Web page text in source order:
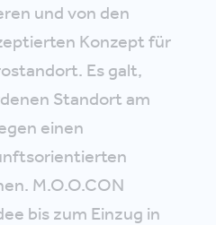
und von den
Konzept für
Es galt,
Standort am
einen
M.O.O.CON
bis zum Einzug in